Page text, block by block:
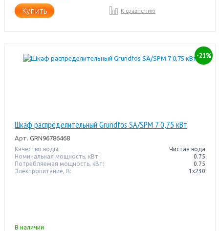
Купить К сравнению
-21%
Шкаф распределительный Grundfos SA/SPM 7 0,75 кВт
Арт. GRN96786468
Качество воды:
Чистая вода
Номинальная мощность, кВт:
0.75
Потребляемая мощность, кВт:
0.75
Электропитание, В:
1х230
В наличии